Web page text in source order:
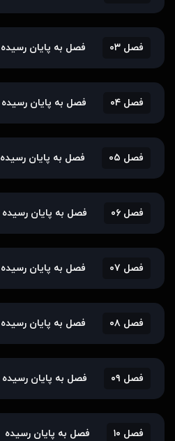
فصل ۰۳ فصل به پایان رسیده
فصل ۰۴ فصل به پایان رسیده
فصل ۰۵ فصل به پایان رسیده
فصل ۰۶ فصل به پایان رسیده
فصل ۰۷ فصل به پایان رسیده
فصل ۰۸ فصل به پایان رسیده
فصل ۰۹ فصل به پایان رسیده
فصل ۱۰ فصل به پایان رسیده